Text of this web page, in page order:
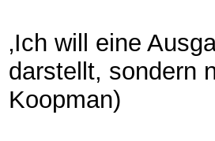
‚Ich will eine
darstellt, sondern
Koopman)